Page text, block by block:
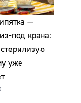
—
под крана:
уже